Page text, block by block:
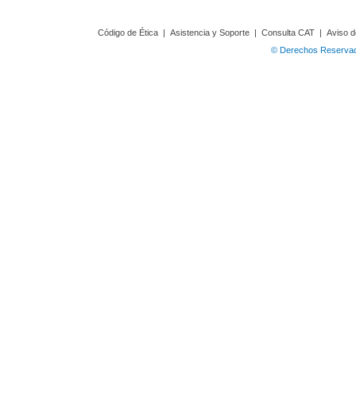
Código de Ética | Asistencia y Soporte | Consulta CAT | Aviso
© Derechos